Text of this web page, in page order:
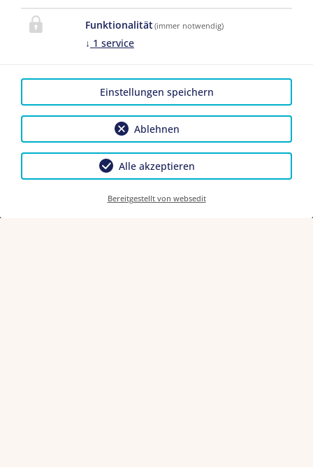
Continue
PRIVACY
POLICY
CANCEL INSURANCE
POLICY
Funktionalität(immer notwendig)
↓ 1 service
Ablehnen
Einstellungen speichern
Alle akzeptieren
Bereitgestellt von websedit